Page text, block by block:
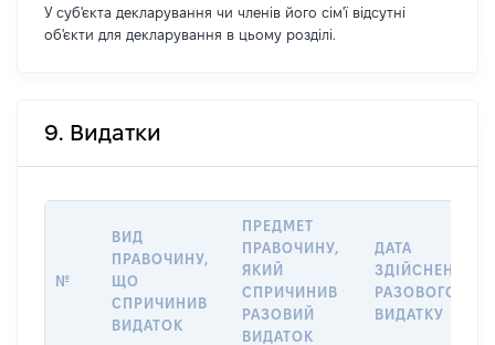
У суб'єкта декларування чи членів його сім'ї відсутні
об'єкти для декларування в цьому розділі.
9. Видатки
№
ВИД
ПРАВОЧИНУ,
ЩО
СПРИЧИНИВ
ВИДАТОК
ПРЕДМЕТ
ПРАВОЧИНУ,
ЯКИЙ
СПРИЧИНИВ
РАЗОВИЙ
ВИДАТОК
ДАТА
ЗДІЙСНЕННЯ
РАЗОВОГО
ВИДАТКУ